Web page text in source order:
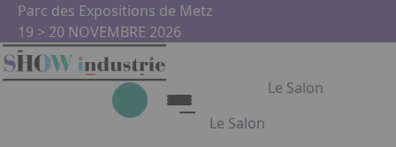
Aller au contenu principal
Parc des Expositions de Metz
19 > 20 NOVEMBRE 2026
Le Salon
Le Salon
Panneau de gestion des cookies